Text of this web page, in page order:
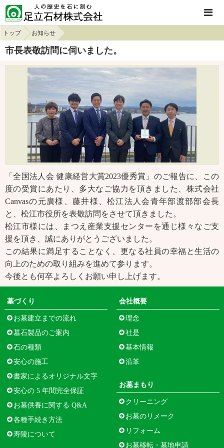
トップ お知らせ
市長表敬訪問に伺いました。
「全国法人会 健康経営大賞2023優秀賞」のご報告に、この
度の受賞にあたり、多大なご協力を頂きました、株式会社
Canvasの元廣様、藤井様、松江法人会青年部渡部部会長
と、松江市役所を表敬訪問をさせて頂きました。
松江市様には、まつえ産業支援センターを通じ様々なご支
援を頂き、誠にありがとうございました。
この結果に満足することなく、更なる社員の幸福と生活の
向上のための取り組みを進めて参ります。
今後とも何卒よろしくお願い申し上げます。
墓づくり
お墓建立までの流れ
墓石製品のご案内
石の種類
安心の施工
書家によるオリジナル文字
安心の 5 年間完全保証
お墓供養に関する Q&A
各種手続き方法
寿陵について
会社概要
理念
社是
基本情報
沿革
お墓まもり
クリーニング
お墓のリメーク
リフォーム
お墓移転・墓地申請